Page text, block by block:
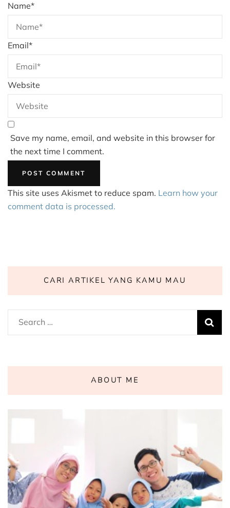
Name*
Email*
Website
Save my name, email, and website in this browser for
the next time I comment.
This site uses Akismet to reduce spam. Learn how your
comment data is processed.
CARI ARTIKEL YANG KAMU MAU
Search
for:
ABOUT ME